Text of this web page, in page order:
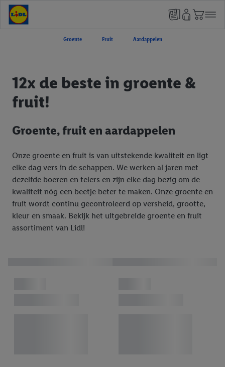
Groente Fruit Aardappelen
12x de beste in groente &
fruit!
Groente, fruit en aardappelen
Onze groente en fruit is van uitstekende kwaliteit en ligt
elke dag vers in de schappen. We werken al jaren met
dezelfde boeren en telers en zijn elke dag bezig om de
kwaliteit nóg een beetje beter te maken. Onze groente en
fruit wordt continu gecontroleerd op versheid, grootte,
kleur en smaak. Bekijk het uitgebreide groente en fruit
assortiment van Lidl!